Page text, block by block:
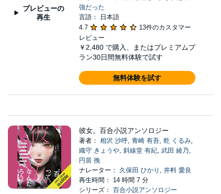
プレビューの
再生
強だった
言語： 日本語
4.7
13件のカスタマー
レビュー
￥2,480 で購入、またはプレミアムプ
ラン30日間無料体験で試す
無料体験を試す
彼女。百合小説アンソロジー
著者： 相沢 沙呼, 青崎 有吾, 乾 くるみ,
織守 きょうや, 斜線堂 有紀, 武田 綾乃,
円居 挽
ナレーター： 久保田 ひかり , 井料 愛良
再生時間： 14 時間 7 分
シリーズ： 百合小説アンソロジー